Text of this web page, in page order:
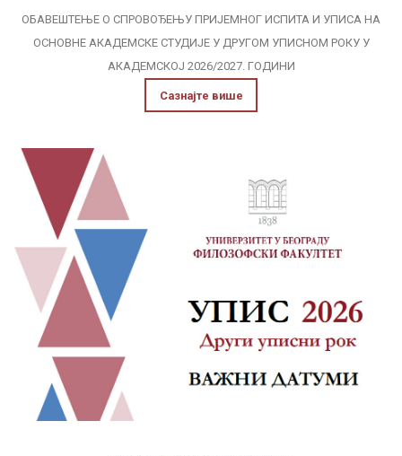
ОБАВЕШТЕЊЕ О СПРОВОЂЕЊУ ПРИЈЕМНОГ ИСПИТА И УПИСА НА
ОСНОВНЕ АКАДЕМСКЕ СТУДИЈE У ДРУГОМ УПИСНОМ РОКУ У
АКАДЕМСКОЈ 2026/2027. ГОДИНИ
Сазнајте више